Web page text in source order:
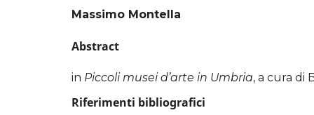
Massimo Montella
Abstract
in Piccoli musei d’arte in Umbria, a cura di
Riferimenti bibliografici